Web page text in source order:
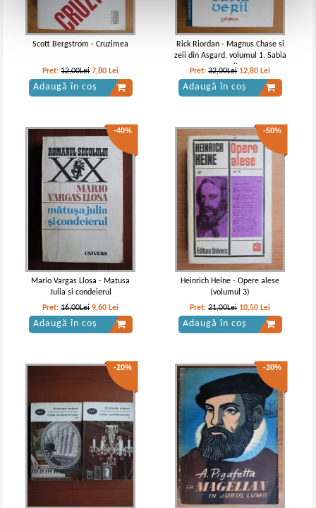
Scott Bergstrom - Cruzimea
Pret:12,00Lei 7,80 Lei
Adaugă în coș
Rick Riordan - Magnus Chase si
zeii din Asgard, volumul 1. Sabia
verii
Pret:32,00Lei 12,80 Lei
Adaugă în coș
-40%
Mario Vargas Llosa - Matusa
Julia si condeierul
Pret:16,00Lei 9,60 Lei
Adaugă în coș
-50%
Heinrich Heine - Opere alese
(volumul 3)
Pret:21,00Lei 10,50 Lei
Adaugă în coș
-20% -30%